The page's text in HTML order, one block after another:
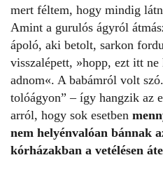
mert féltem, hogy mindig
Amint a gurulós ágyról
ápoló, aki betolt, sarkon
visszalépett, »hopp, ezt itt
adnom«. A babámról volt
tolóágyon” – így hangzik az
arról, hogy sok esetben
nem helyénvalóan bánnak
kórházakban a vetélésen